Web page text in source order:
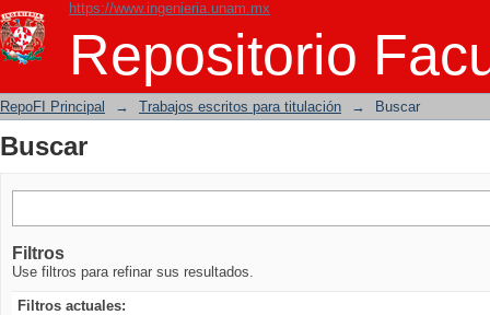
https://www.ingenieria.unam.mx
Repositorio
Buscar
RepoFI Principal → Trabajos escritos para titulación → Buscar
Buscar
Filtros
Use filtros para refinar sus resultados.
Filtros actuales: